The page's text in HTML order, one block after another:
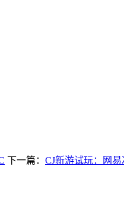
下一篇： CJ新游试玩：网